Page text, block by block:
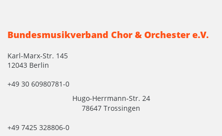
Bundesmusikverband Chor & Orchester e.V.
Karl-Marx-Str. 145
12043 Berlin
+49 30 60980781-0
Hugo-Herrmann-Str. 24
78647 Trossingen
+49 7425 328806-0